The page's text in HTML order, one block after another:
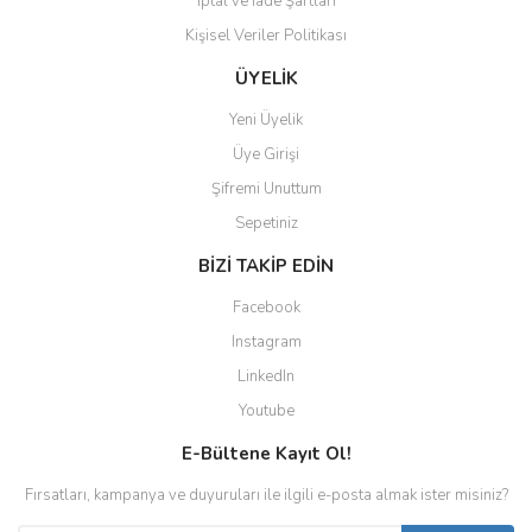
Gönder
Kişisel Veriler Politikası
ÜYELİK
Yeni Üyelik
Üye Girişi
Şifremi Unuttum
Sepetiniz
BİZİ TAKİP EDİN
Facebook
Instagram
LinkedIn
Youtube
E-Bültene Kayıt Ol!
Fırsatları, kampanya ve duyuruları ile ilgili e-posta almak ister misiniz?